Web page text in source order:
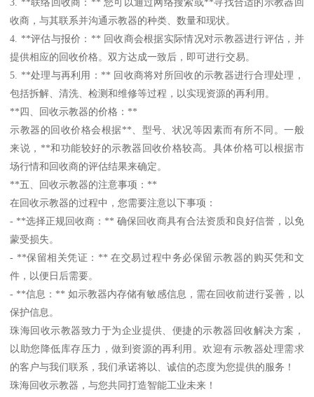
收商，与其联系并沟通示教器的种类、数量和现状。
4. **评估与报价：** 回收商会根据实际情况对示教器进行评估，并
提供相应的回收价格。双方达成一致后，即可进行交易。
5. **处理与再利用：** 回收商将对所回收的示教器进行合理处理，
包括拆解、清洗、检测和维修等过程，以实现资源的再利用。
**四、回收示教器的价格：**
示教器的回收价格会根据**、型号、状况等因素而有所不同。一般
来说，**和功能较好的示教器回收价格较高。具体价格可以根据市
场行情和回收商的评估结果来确定。
**五、回收示教器的注意事项：**
在回收示教器的过程中，您需要注意以下事项：
- **选择正规回收商：** 确保回收商具有合法资质和良好信誉，以免
蒙受损失。
- **保留相关凭证：** 在交易过程中务必保留示教器的购买凭和文
件，以便日后需要。
- **信息：** 如示教器内存储有敏感信息，需在回收前进行妥善，以
保护信息。
珠海回收示教器致力于为企业提供、便捷的示教器回收解决方案，
以助您降低库存压力，做到资源的再利用。欢迎有示教器处理需求
的客户与我们联系，我们承诺将以、诚信的态度为您提供的服务！
珠海回收示教器，与您共同打造智能工业未来！